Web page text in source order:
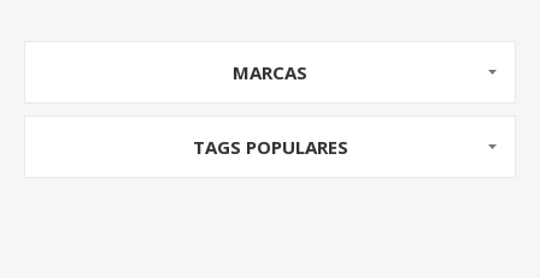
MARCAS
TAGS POPULARES